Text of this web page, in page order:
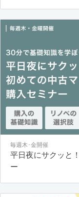
毎週木･金開催
平日夜にサクッと
ー